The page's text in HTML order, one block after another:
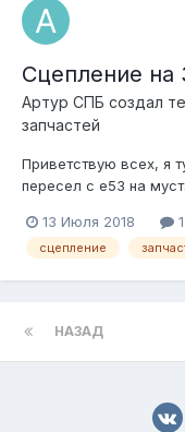
Сцепление на
Артур СПБ создал
запчастей
Приветствую всех, я
пересел с е53 на
2001 год 3.8
разобрался поставил
13 Июля 2018
сцепление
НАЗАД